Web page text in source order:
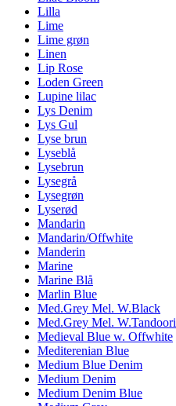
Lilla
Lime
Lime grøn
Linen
Lip Rose
Loden Green
Lupine lilac
Lys Denim
Lys Gul
Lyse brun
Lyseblå
Lysebrun
Lysegrå
Lysegrøn
Lyserød
Mandarin
Mandarin/Offwhite
Manderin
Marine
Marine Blå
Marlin Blue
Med.Grey Mel. W.Black
Med.Grey Mel. W.Tandoori
Medieval Blue w. Offwhite
Mediterenian Blue
Medium Blue Denim
Medium Denim
Medium Denim Blue